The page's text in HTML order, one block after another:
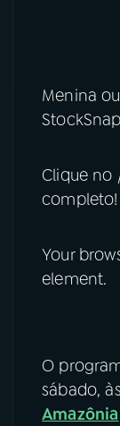
Menina
Clique no
completo!
Your
element.
O
sábado,
Amazônia